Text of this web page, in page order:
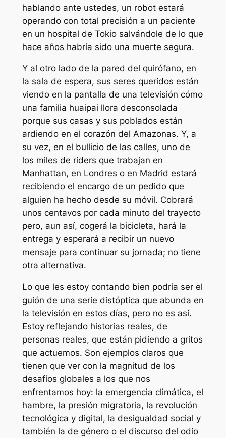
hablando ante ustedes, un robot estará
operando con total precisión a un paciente
en un hospital de Tokio salvándole de lo que
hace años habría sido una muerte segura.
Y al otro lado de la pared del quirófano, en
la sala de espera, sus seres queridos están
viendo en la pantalla de una televisión cómo
una familia huaipai llora desconsolada
porque sus casas y sus poblados están
ardiendo en el corazón del Amazonas. Y, a
su vez, en el bullicio de las calles, uno de
los miles de riders que trabajan en
Manhattan, en Londres o en Madrid estará
recibiendo el encargo de un pedido que
alguien ha hecho desde su móvil. Cobrará
unos centavos por cada minuto del trayecto
pero, aun así, cogerá la bicicleta, hará la
entrega y esperará a recibir un nuevo
mensaje para continuar su jornada; no tiene
otra alternativa.
Lo que les estoy contando bien podría ser el
guión de una serie distóptica que abunda en
la televisión en estos días, pero no es así.
Estoy reflejando historias reales, de
personas reales, que están pidiendo a gritos
que actuemos. Son ejemplos claros que
tienen que ver con la magnitud de los
desafíos globales a los que nos
enfrentamos hoy: la emergencia climática, el
hambre, la presión migratoria, la revolución
tecnológica y digital, la desigualdad social y
también la de género o el discurso del odio